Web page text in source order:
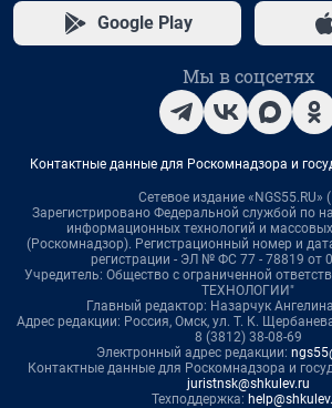
Google Play
Мы в соцсетях
Контактные данные для Роскомнадзора и
Сетевое издание «NGS55.RU»
Зарегистрировано Федеральной службой по
информационных технологий и
(Роскомнадзор). Регистрационный номер и
регистрации - ЭЛ № ФС 77 - 78819 от
Учредитель: Общество с ограниченной
ТЕХНОЛОГИИ"
Главный редактор: Назарчук
Адрес редакции: Россия, Омск, ул. Т. К.
8 (3812) 38-08-69
Электронный адрес редакции:
Контактные данные для Роскомнадзора и
juristnsk@shkulev.ru
Техподдержка: